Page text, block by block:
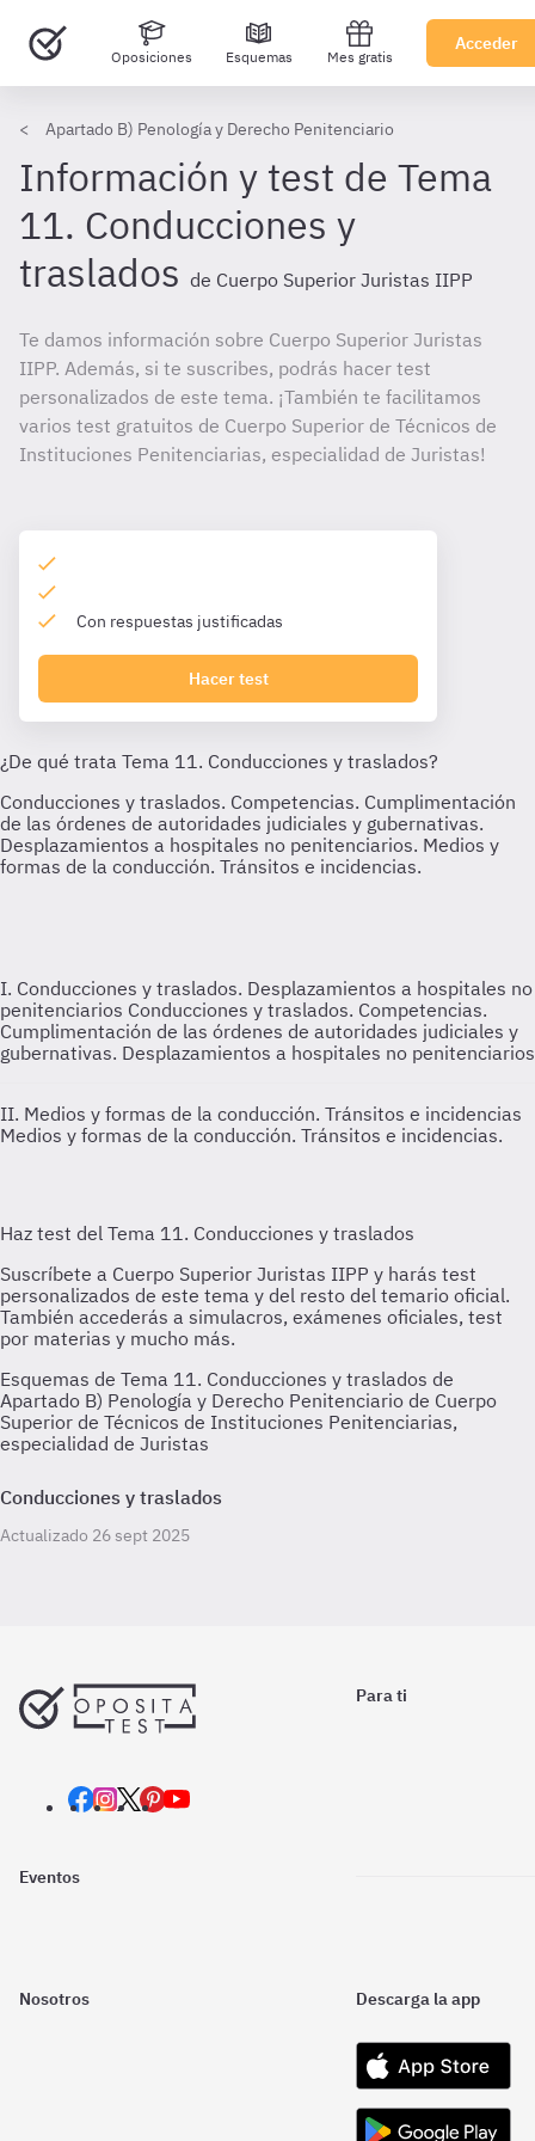
Oposiciones Esquemas Mes gratis
Acceder
Apartado B) Penología y Derecho Penitenciario
Información y test de Tema
11. Conducciones y
traslados de Cuerpo Superior Juristas IIPP
Te damos información sobre Cuerpo Superior Juristas
IIPP. Además, si te suscribes, podrás hacer test
personalizados de este tema. ¡También te facilitamos
varios test gratuitos de Cuerpo Superior de Técnicos de
Instituciones Penitenciarias, especialidad de Juristas!
Con respuestas justificadas
Hacer test
I. Conducciones y traslados. Desplazamientos a hospitales no
penitenciarios Conducciones y traslados. Competencias.
Cumplimentación de las órdenes de autoridades judiciales y
gubernativas. Desplazamientos a hospitales no penitenciarios
II. Medios y formas de la conducción. Tránsitos e incidencias
Medios y formas de la conducción. Tránsitos e incidencias.
Esquemas de Tema 11. Conducciones y traslados de
Apartado B) Penología y Derecho Penitenciario de Cuerpo
Superior de Técnicos de Instituciones Penitenciarias,
especialidad de Juristas
Conducciones y traslados
Actualizado 26 sept 2025
Para ti
Eventos
Nosotros Descarga la app